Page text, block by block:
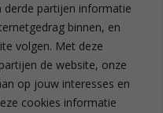
derde partijen informatie
binnen, en
volgen. Met deze
de website, onze
op jouw interesses en
cookies informatie